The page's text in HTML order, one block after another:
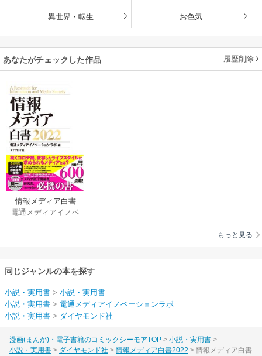
異世界・転生 お色気
あなたがチェックした作品 履歴削除
情報メディア白書
2022
電通メディアイノベ
ーションラボ
もっと見る
同じジャンルの本を探す
小説・実用書 > 小説・実用書
小説・実用書 > 電通メディアイノベーションラボ
小説・実用書 > ダイヤモンド社
漫画(まんが)・電子書籍のコミックシーモアTOP
小説・実用書
小説・実用書
ダイヤモンド社 情報メディア白書2022
情報メディア白書